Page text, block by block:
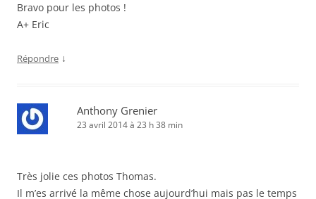
Bravo pour les photos !
A+ Eric
Répondre ↓
Anthony Grenier
23 avril 2014 à 23 h 38 min
Très jolie ces photos Thomas.
Il m’es arrivé la même chose aujourd’hui mais pas le temps